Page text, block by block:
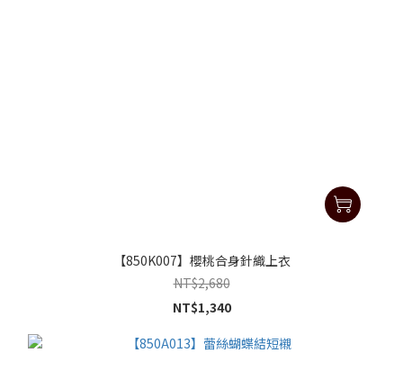
【850K007】櫻桃合身針織上衣
NT$2,680
NT$1,340